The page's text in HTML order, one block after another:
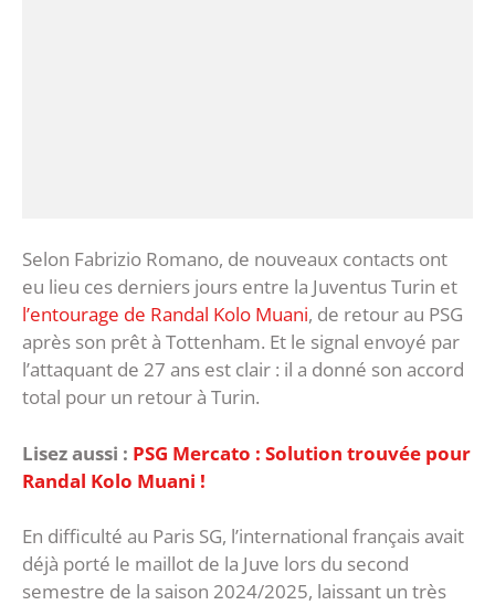
Selon Fabrizio Romano, de nouveaux contacts ont
eu lieu ces derniers jours entre la Juventus Turin et
l’entourage de Randal Kolo Muani, de retour au PSG
après son prêt à Tottenham. Et le signal envoyé par
l’attaquant de 27 ans est clair : il a donné son accord
total pour un retour à Turin.
Lisez aussi : PSG Mercato : Solution trouvée pour
Randal Kolo Muani !
En difficulté au Paris SG, l’international français avait
déjà porté le maillot de la Juve lors du second
semestre de la saison 2024/2025, laissant un très